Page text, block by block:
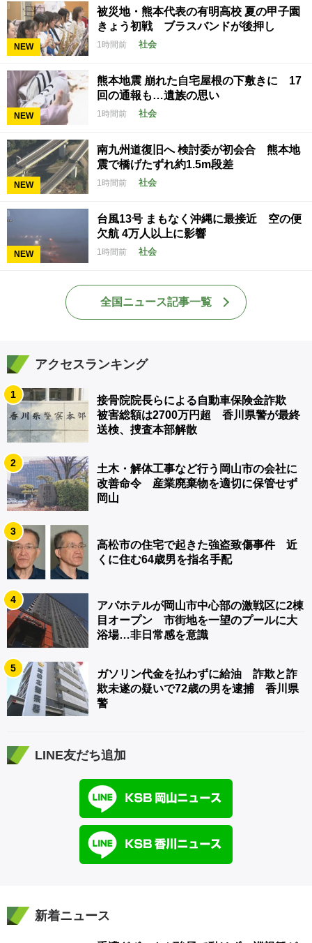
NEW
被災地・熊本代表の有明高校 夏の甲子園
きょう初戦 ブラスバンドが後押し
1時間前 社会
NEW
熊本地震 崩れた自宅屋根の下敷きに 17
回の通報も…遺族の思い
1時間前 社会
NEW
南九州道復旧へ 検討委が初会合 熊本地
震で橋げたずれ約1.5m段差
1時間前 社会
NEW
台風13号 まもなく沖縄に最接近 空の便
欠航 4万人以上に影響
1時間前 社会
全国ニュース記事一覧
アクセスランキング
1
接骨院院長らによる自動車保険金詐欺
被害総額は2700万円超 香川県警が最終
送検、捜査本部解散
2
土木・解体工事など行う岡山市の会社に
改善命令 産業廃棄物を適切に保管せず
岡山
3
高松市の住宅で起きた強盗致傷事件 近
くに住む64歳男を指名手配
4
アパホテルが岡山市中心部の激戦区に2棟
目オープン 市街地を一望のプールに大
浴場…非日常感を意識
5
ガソリン代金を払わずに給油 詐欺と詐
欺未遂の疑いで72歳の男を逮捕 香川県
警
LINE友だち追加
新着ニュース